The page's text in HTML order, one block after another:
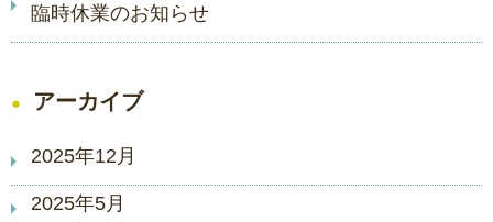
臨時休業のお知らせ
アーカイブ
2025年12月
2025年5月